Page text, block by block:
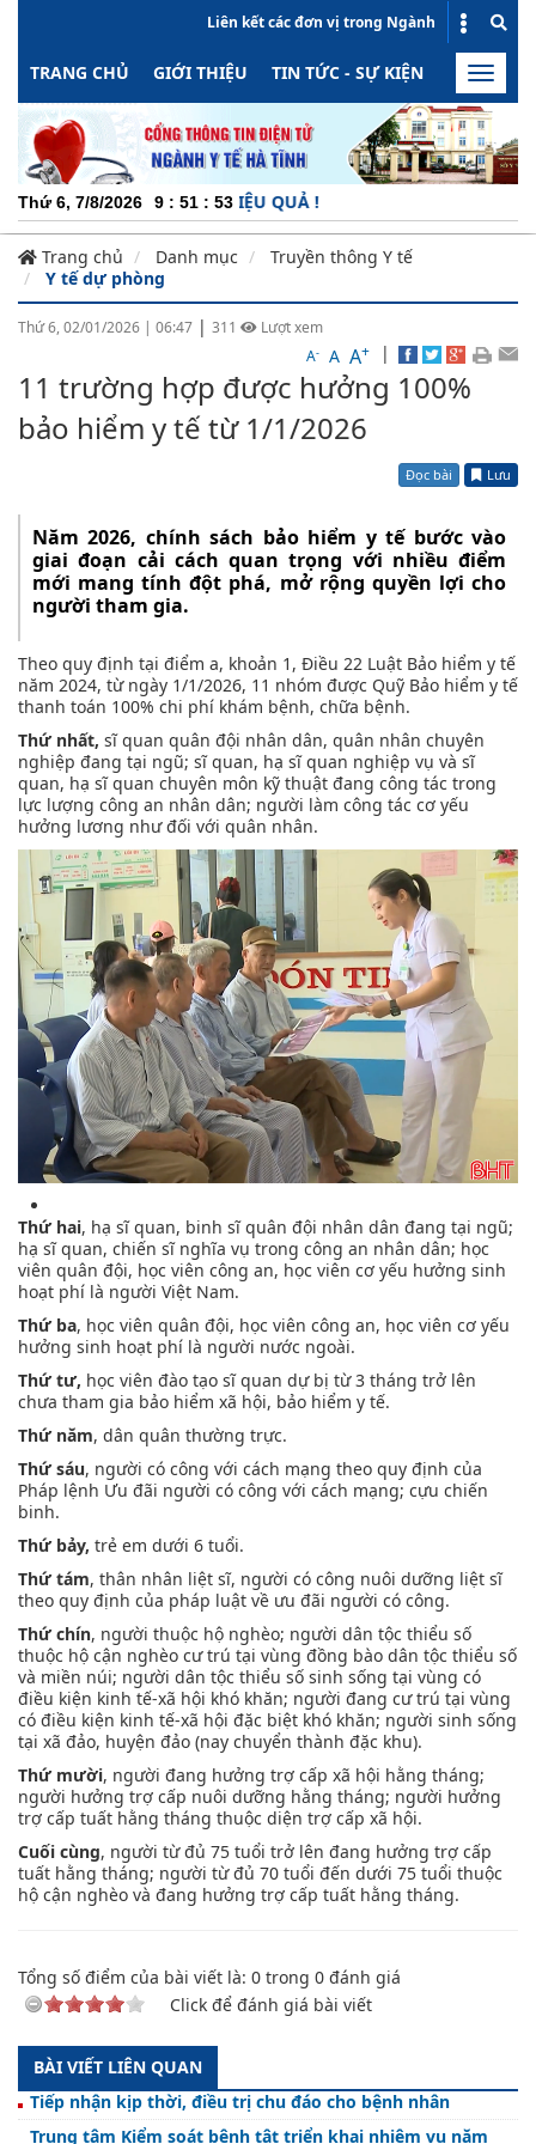
Liên kết các đơn vị trong Ngành
TRANG CHỦ GIỚI THIỆU TIN TỨC - SỰ KIỆN HOẠT
Toggle
Thứ 6, 7/8/2026 9 : 51 : 54
ĐỘNG - MINH BẠCH - HIỆU QUẢ !
Trang chủ Danh mục
Truyền thông Y tế
Y tế dự phòng
Thứ 6, 02/01/2026 | 06:47 | 311
Lượt xem
A- A A+ |
11 trường hợp được hưởng 100%
bảo hiểm y tế từ 1/1/2026
Đọc bài Lưu
Năm 2026, chính sách bảo hiểm y tế bước vào
giai đoạn cải cách quan trọng với nhiều điểm
mới mang tính đột phá, mở rộng quyền lợi cho
người tham gia.
Theo quy định tại điểm a, khoản 1, Điều 22 Luật Bảo hiểm y tế
năm 2024, từ ngày 1/1/2026, 11 nhóm được Quỹ Bảo hiểm y tế
thanh toán 100% chi phí khám bệnh, chữa bệnh.
Thứ nhất, sĩ quan quân đội nhân dân, quân nhân chuyên
nghiệp đang tại ngũ; sĩ quan, hạ sĩ quan nghiệp vụ và sĩ
quan, hạ sĩ quan chuyên môn kỹ thuật đang công tác trong
lực lượng công an nhân dân; người làm công tác cơ yếu
hưởng lương như đối với quân nhân.
Thứ hai, hạ sĩ quan, binh sĩ quân đội nhân dân đang tại ngũ;
hạ sĩ quan, chiến sĩ nghĩa vụ trong công an nhân dân; học
viên quân đội, học viên công an, học viên cơ yếu hưởng sinh
hoạt phí là người Việt Nam.
Thứ ba, học viên quân đội, học viên công an, học viên cơ yếu
hưởng sinh hoạt phí là người nước ngoài.
Thứ tư, học viên đào tạo sĩ quan dự bị từ 3 tháng trở lên
chưa tham gia bảo hiểm xã hội, bảo hiểm y tế.
Thứ năm, dân quân thường trực.
Thứ sáu, người có công với cách mạng theo quy định của
Pháp lệnh Ưu đãi người có công với cách mạng; cựu chiến
binh.
Thứ bảy, trẻ em dưới 6 tuổi.
Thứ tám, thân nhân liệt sĩ, người có công nuôi dưỡng liệt sĩ
theo quy định của pháp luật về ưu đãi người có công.
Thứ chín, người thuộc hộ nghèo; người dân tộc thiểu số
thuộc hộ cận nghèo cư trú tại vùng đồng bào dân tộc thiểu số
và miền núi; người dân tộc thiểu số sinh sống tại vùng có
điều kiện kinh tế-xã hội khó khăn; người đang cư trú tại vùng
có điều kiện kinh tế-xã hội đặc biệt khó khăn; người sinh sống
tại xã đảo, huyện đảo (nay chuyển thành đặc khu).
Thứ mười, người đang hưởng trợ cấp xã hội hằng tháng;
người hưởng trợ cấp nuôi dưỡng hằng tháng; người hưởng
trợ cấp tuất hằng tháng thuộc diện trợ cấp xã hội.
Cuối cùng, người từ đủ 75 tuổi trở lên đang hưởng trợ cấp
tuất hằng tháng; người từ đủ 70 tuổi đến dưới 75 tuổi thuộc
hộ cận nghèo và đang hưởng trợ cấp tuất hằng tháng.
Tổng số điểm của bài viết là: 0 trong 0 đánh giá
Click để đánh giá bài viết
BÀI VIẾT LIÊN QUAN
Tiếp nhận kịp thời, điều trị chu đáo cho bệnh nhân
Trung tâm Kiểm soát bệnh tật triển khai nhiệm vụ năm